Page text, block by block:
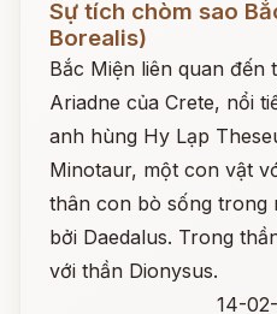
Sự tích chòm sao
Borealis)
Bắc Miện liên quan đến
Ariadne của Crete, nổi
anh hùng Hy Lạp
Minotaur, một con vật
thân con bò sống trong
bởi Daedalus. Trong
với thần Dionysus.
14-